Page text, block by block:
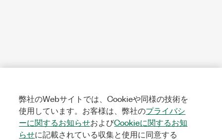
弊社のWebサイトでは、Cookieや同様の技術を
使用しています。お客様は、弊社のプライバシ
ーに関するお知らせおよびCookieに関するお知
らせに記載されている収集と使用に同意する